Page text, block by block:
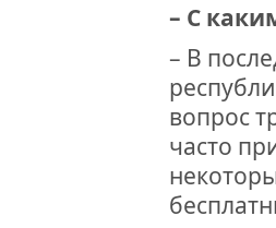
– С
– В
вопрос
часто